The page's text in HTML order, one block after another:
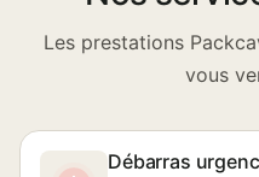
Les prestations
vous
Débarras